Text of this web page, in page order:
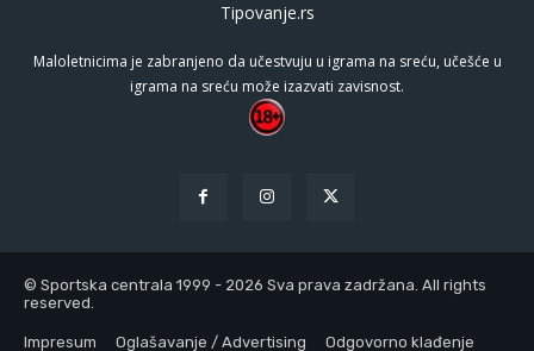
Tipovanje.rs
Maloletnicima je zabranjeno da učestvuju u igrama na sreću, učešće u
igrama na sreću može izazvati zavisnost.
© Sportska centrala 1999 - 2026 Sva prava zadržana. All rights
reserved.
Impresum Oglašavanje / Advertising Odgovorno klađenje